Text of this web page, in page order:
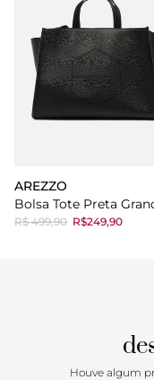
AREZZO
R$ 499,90 R$249,90
Houve algum